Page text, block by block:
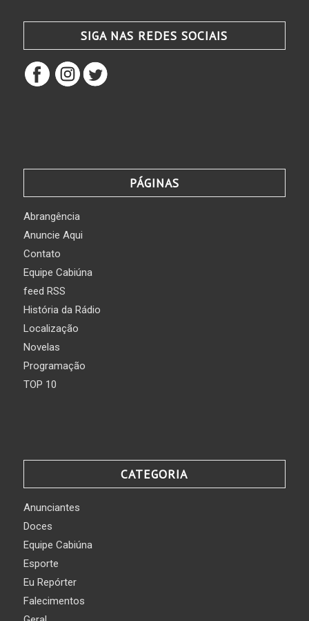
SIGA NAS REDES SOCIAIS
PÁGINAS
Abrangência
Anuncie Aqui
Contato
Equipe Cabiúna
feed RSS
História da Rádio
Localização
Novelas
Programação
TOP 10
CATEGORIA
Anunciantes
Doces
Equipe Cabiúna
Esporte
Eu Repórter
Falecimentos